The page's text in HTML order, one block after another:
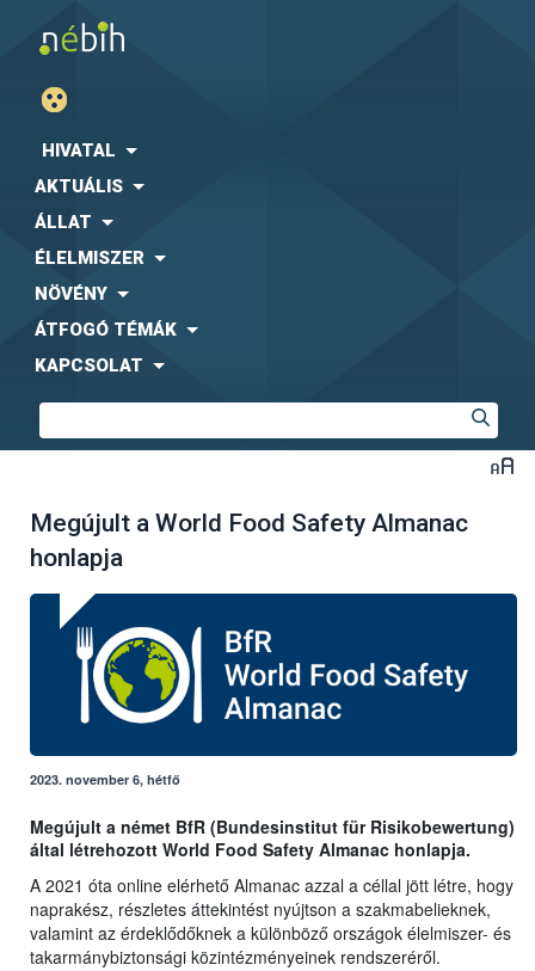
HIVATAL
AKTUÁLIS
ÁLLAT
ÉLELMISZER
NÖVÉNY
ÁTFOGÓ TÉMÁK
KAPCSOLAT
Megújult a World Food Safety Almanac
honlapja
2023. november 6, hétfő
Megújult a német BfR (Bundesinstitut für Risikobewertung)
által létrehozott World Food Safety Almanac honlapja.
A 2021 óta online elérhető Almanac azzal a céllal jött létre, hogy
naprakész, részletes áttekintést nyújtson a szakmabelieknek,
valamint az érdeklődőknek a különböző országok élelmiszer- és
takarmánybiztonsági közintézményeinek rendszeréről.